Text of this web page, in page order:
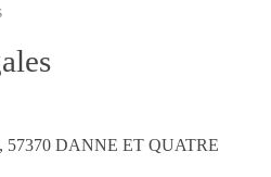
57370 DANNE ET QUATRE